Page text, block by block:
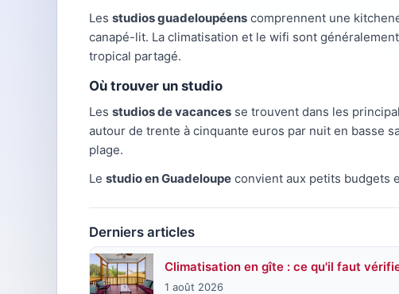
Les studios guadeloupéens comprennent une
canapé-lit. La climatisation et le wifi sont
tropical partagé.
Où trouver un studio
Les studios de vacances se trouvent dans les
autour de trente à cinquante euros par nuit en basse
plage.
Le studio en Guadeloupe convient aux petits budgets
Derniers articles
Climatisation en gîte : ce qu'il faut
1 août 2026